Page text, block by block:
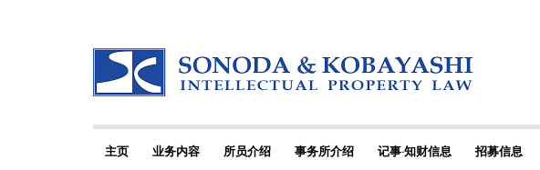
主页 业务内容 所员介绍 事务所介绍 记事·知财信息 招募信息